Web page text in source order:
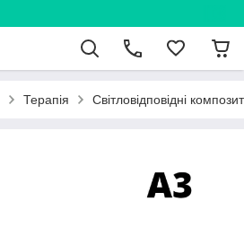
Терапія Світловідповідні